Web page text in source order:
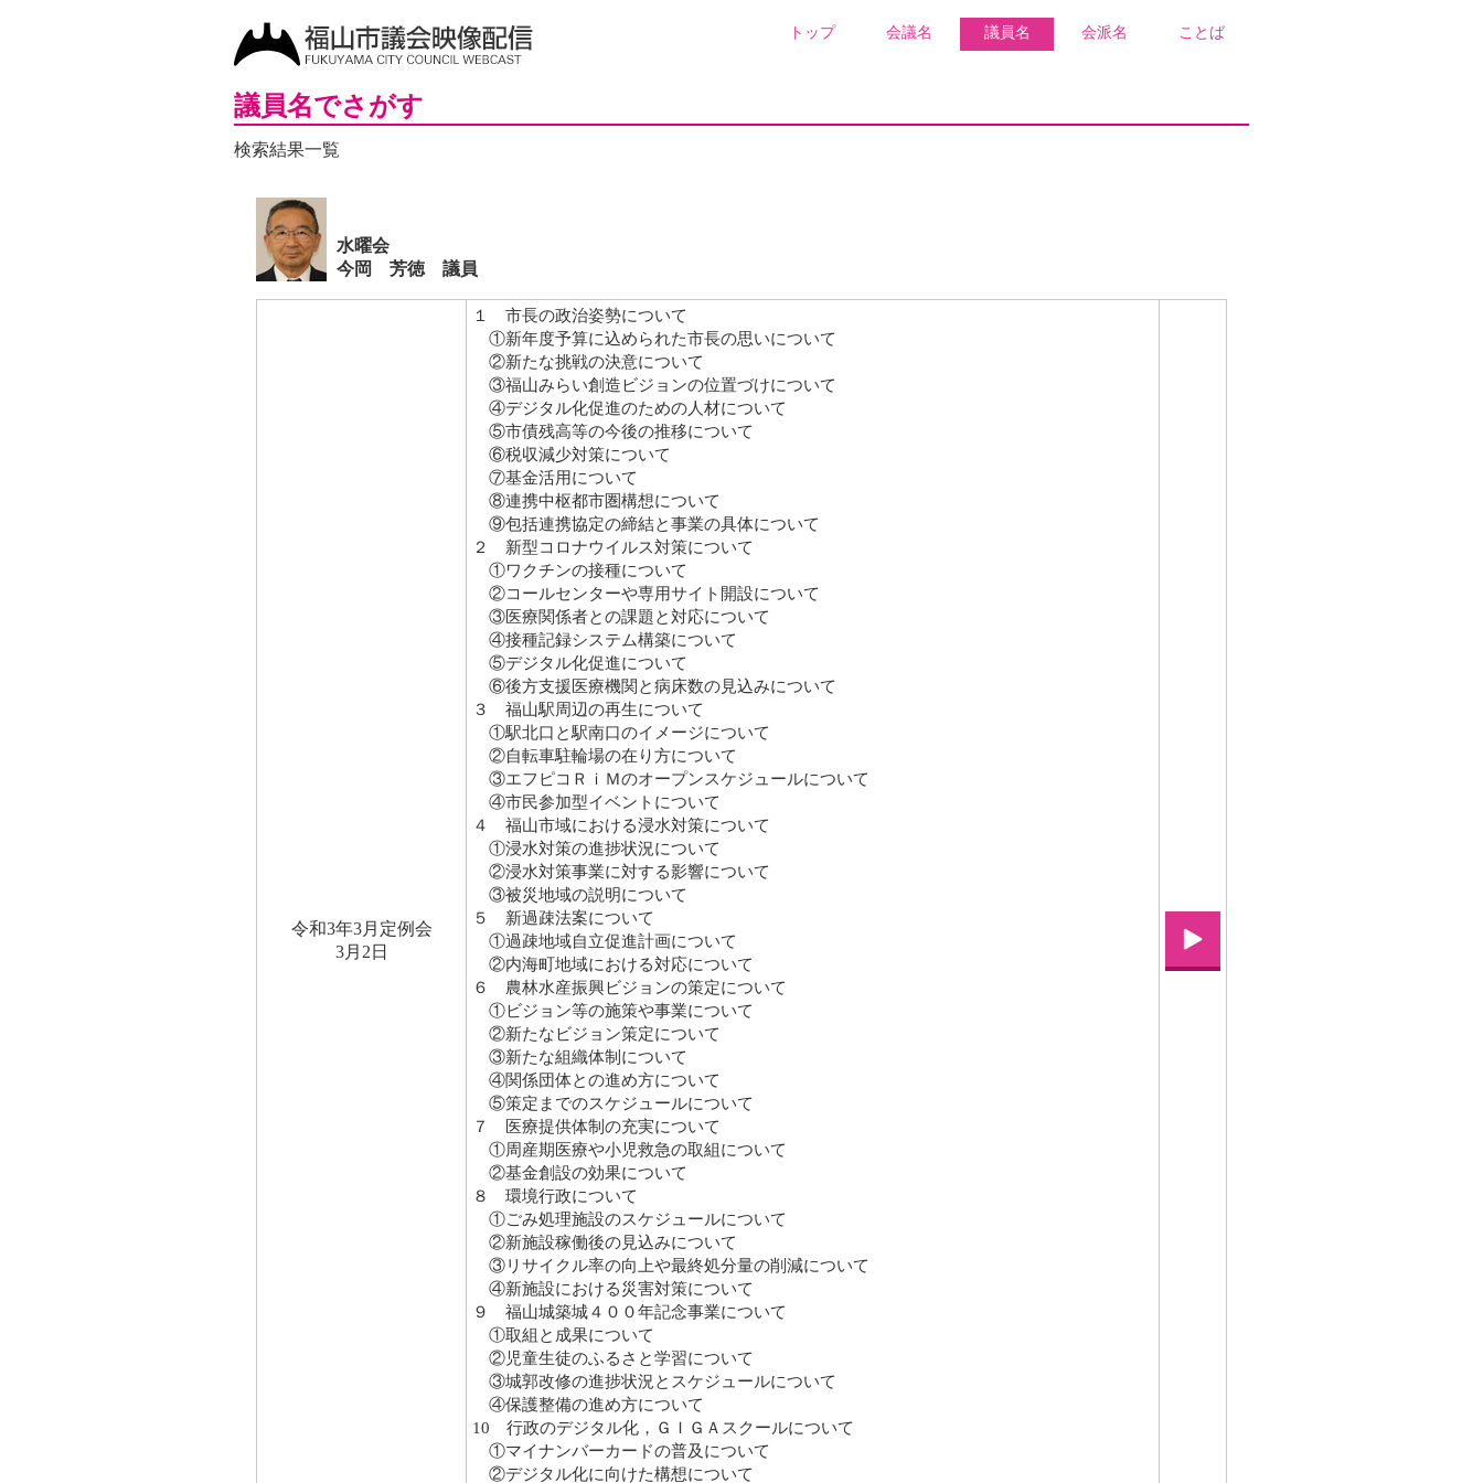
トップ 会議名 議員名 会派名 ことば
議員名でさがす
検索結果一覧
水曜会
今岡 芳徳 議員
令和3年3月定例会
3月2日
１ 市長の政治姿勢について
①新年度予算に込められた市長の思いについて
②新たな挑戦の決意について
③福山みらい創造ビジョンの位置づけについて
④デジタル化促進のための人材について
⑤市債残高等の今後の推移について
⑥税収減少対策について
⑦基金活用について
⑧連携中枢都市圏構想について
⑨包括連携協定の締結と事業の具体について
２ 新型コロナウイルス対策について
①ワクチンの接種について
②コールセンターや専用サイト開設について
③医療関係者との課題と対応について
④接種記録システム構築について
⑤デジタル化促進について
⑥後方支援医療機関と病床数の見込みについて
３ 福山駅周辺の再生について
①駅北口と駅南口のイメージについて
②自転車駐輪場の在り方について
③エフピコＲｉＭのオープンスケジュールについて
④市民参加型イベントについて
４ 福山市域における浸水対策について
①浸水対策の進捗状況について
②浸水対策事業に対する影響について
③被災地域の説明について
５ 新過疎法案について
①過疎地域自立促進計画について
②内海町地域における対応について
６ 農林水産振興ビジョンの策定について
①ビジョン等の施策や事業について
②新たなビジョン策定について
③新たな組織体制について
④関係団体との進め方について
⑤策定までのスケジュールについて
７ 医療提供体制の充実について
①周産期医療や小児救急の取組について
②基金創設の効果について
８ 環境行政について
①ごみ処理施設のスケジュールについて
②新施設稼働後の見込みについて
③リサイクル率の向上や最終処分量の削減について
④新施設における災害対策について
９ 福山城築城４００年記念事業について
①取組と成果について
②児童生徒のふるさと学習について
③城郭改修の進捗状況とスケジュールについて
④保護整備の進め方について
10 行政のデジタル化，ＧＩＧＡスクールについて
①マイナンバーカードの普及について
②デジタル化に向けた構想について